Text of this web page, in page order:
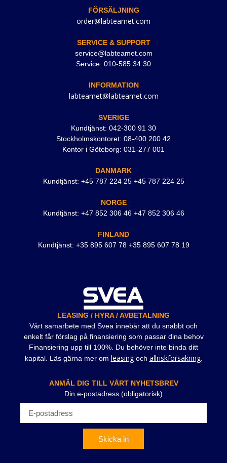
FÖRSÄLJNING
order@labteamet.com
SERVICE & SUPPORT
service@labteamet.com
Service: 010-585 34 30
INFORMATION
labteamet@labteamet.com
SVERIGE
Kundtjänst: 042-300 91 30
Stockholmskontoret: 08-400 200 42
Kontor i Göteborg: 031-277 001
DANMARK
Kundtjänst: +45 787 224 25 +45 787 224 25
NORGE
Kundtjänst: +47 852 306 46 +47 852 306 46
FINLAND
Kundtjänst: +35 895 607 78 +35 895 607 78 19
LEASING / HYRA / AVBETALNING
Vårt samarbete med Svea innebär att du snabbt och
enkelt får förslag på finansiering som passar dina behov
Finansiering upp till 100%. Du behöver inte binda ditt
kapital. Läs gärna mer om leasingoch allriskförsäkring.
ANMÄL DIG TILL VÅRT NYHETSBREV
Din e-postadress (obligatorisk)
Skicka in